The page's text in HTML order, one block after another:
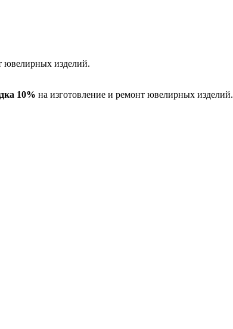
ювелирных изделий.
10% на изготовление и ремонт ювелирных изделий.